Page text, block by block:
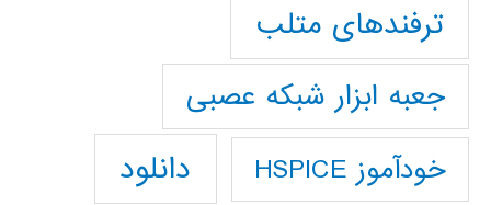
ترفندهای متلب
جعبه ابزار شبکه عصبی
خودآموز HSPICE دانلود